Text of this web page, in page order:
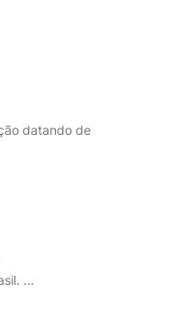
datando de
...